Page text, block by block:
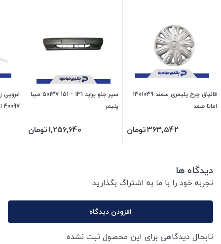
قالپاق چرخ پلیمری سمند 1301039
اماتا صمد
363,542تومان
سپر جلو پراید 131 - 151 50137 میبا
پلیمر
1,256,640تومان
40097 امیران
دیدگاه ها
تجربه خود را با ما به اشتراگ بگذارید
افزودن دیدگاه
تابحال دیدگاهی برای این محصول ثبت نشده